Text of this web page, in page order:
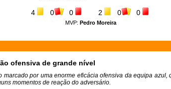
4 0 0 2 0 0
MVP: Pedro Moreira
ofensiva de grande nível
por uma enorme eficácia ofensiva da equipa azul,
momentos de reação do adversário.